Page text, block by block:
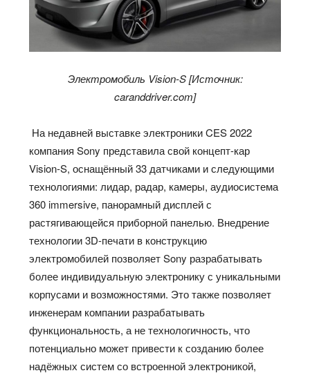
Электромобиль Vision-S [Источник:
caranddriver.com]
На недавней выставке электроники CES 2022
компания Sony представила свой концепт-кар
Vision-S, оснащённый 33 датчиками и следующими
технологиями: лидар, радар, камеры, аудиосистема
360 immersive, панорамный дисплей с
растягивающейся приборной панелью. Внедрение
технологии 3D-печати в конструкцию
электромобилей позволяет Sony разрабатывать
более индивидуальную электронику с уникальными
корпусами и возможностями. Это также позволяет
инженерам компании разрабатывать
функциональность, а не технологичность, что
потенциально может привести к созданию более
надёжных систем со встроенной электроникой,